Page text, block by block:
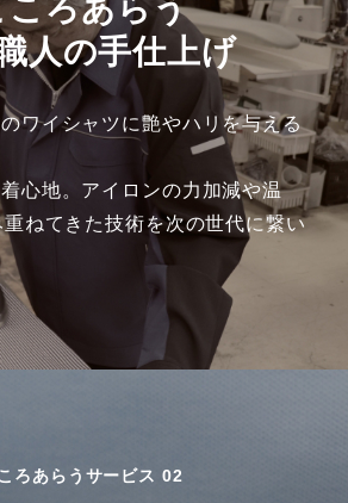
ころあらう
人の手仕上げ
ワイシャツに艶やハリを与える
心地。アイロンの力加減や温
ねてきた技術を次の世代に繋い
ろあらうサービス 02